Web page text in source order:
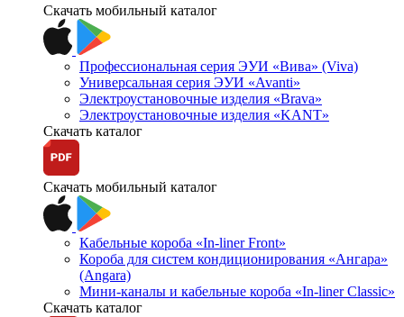
Скачать мобильный каталог
Профессиональная серия ЭУИ «Вива» (Viva)
Универсальная серия ЭУИ «Avanti»
Электроустановочные изделия «Brava»
Электроустановочные изделия «KANT»
Скачать каталог
Скачать мобильный каталог
Кабельные короба «In-liner Front»
Короба для систем кондиционирования «Ангара»
(Angara)
Мини-каналы и кабельные короба «In-liner Classic»
Скачать каталог